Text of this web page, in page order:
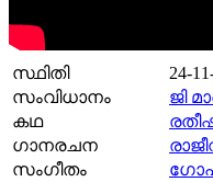
സ്ഥിതി 24-
സംവിധാനം
ജി
കഥ
ഗാനരചന
സംഗീതം